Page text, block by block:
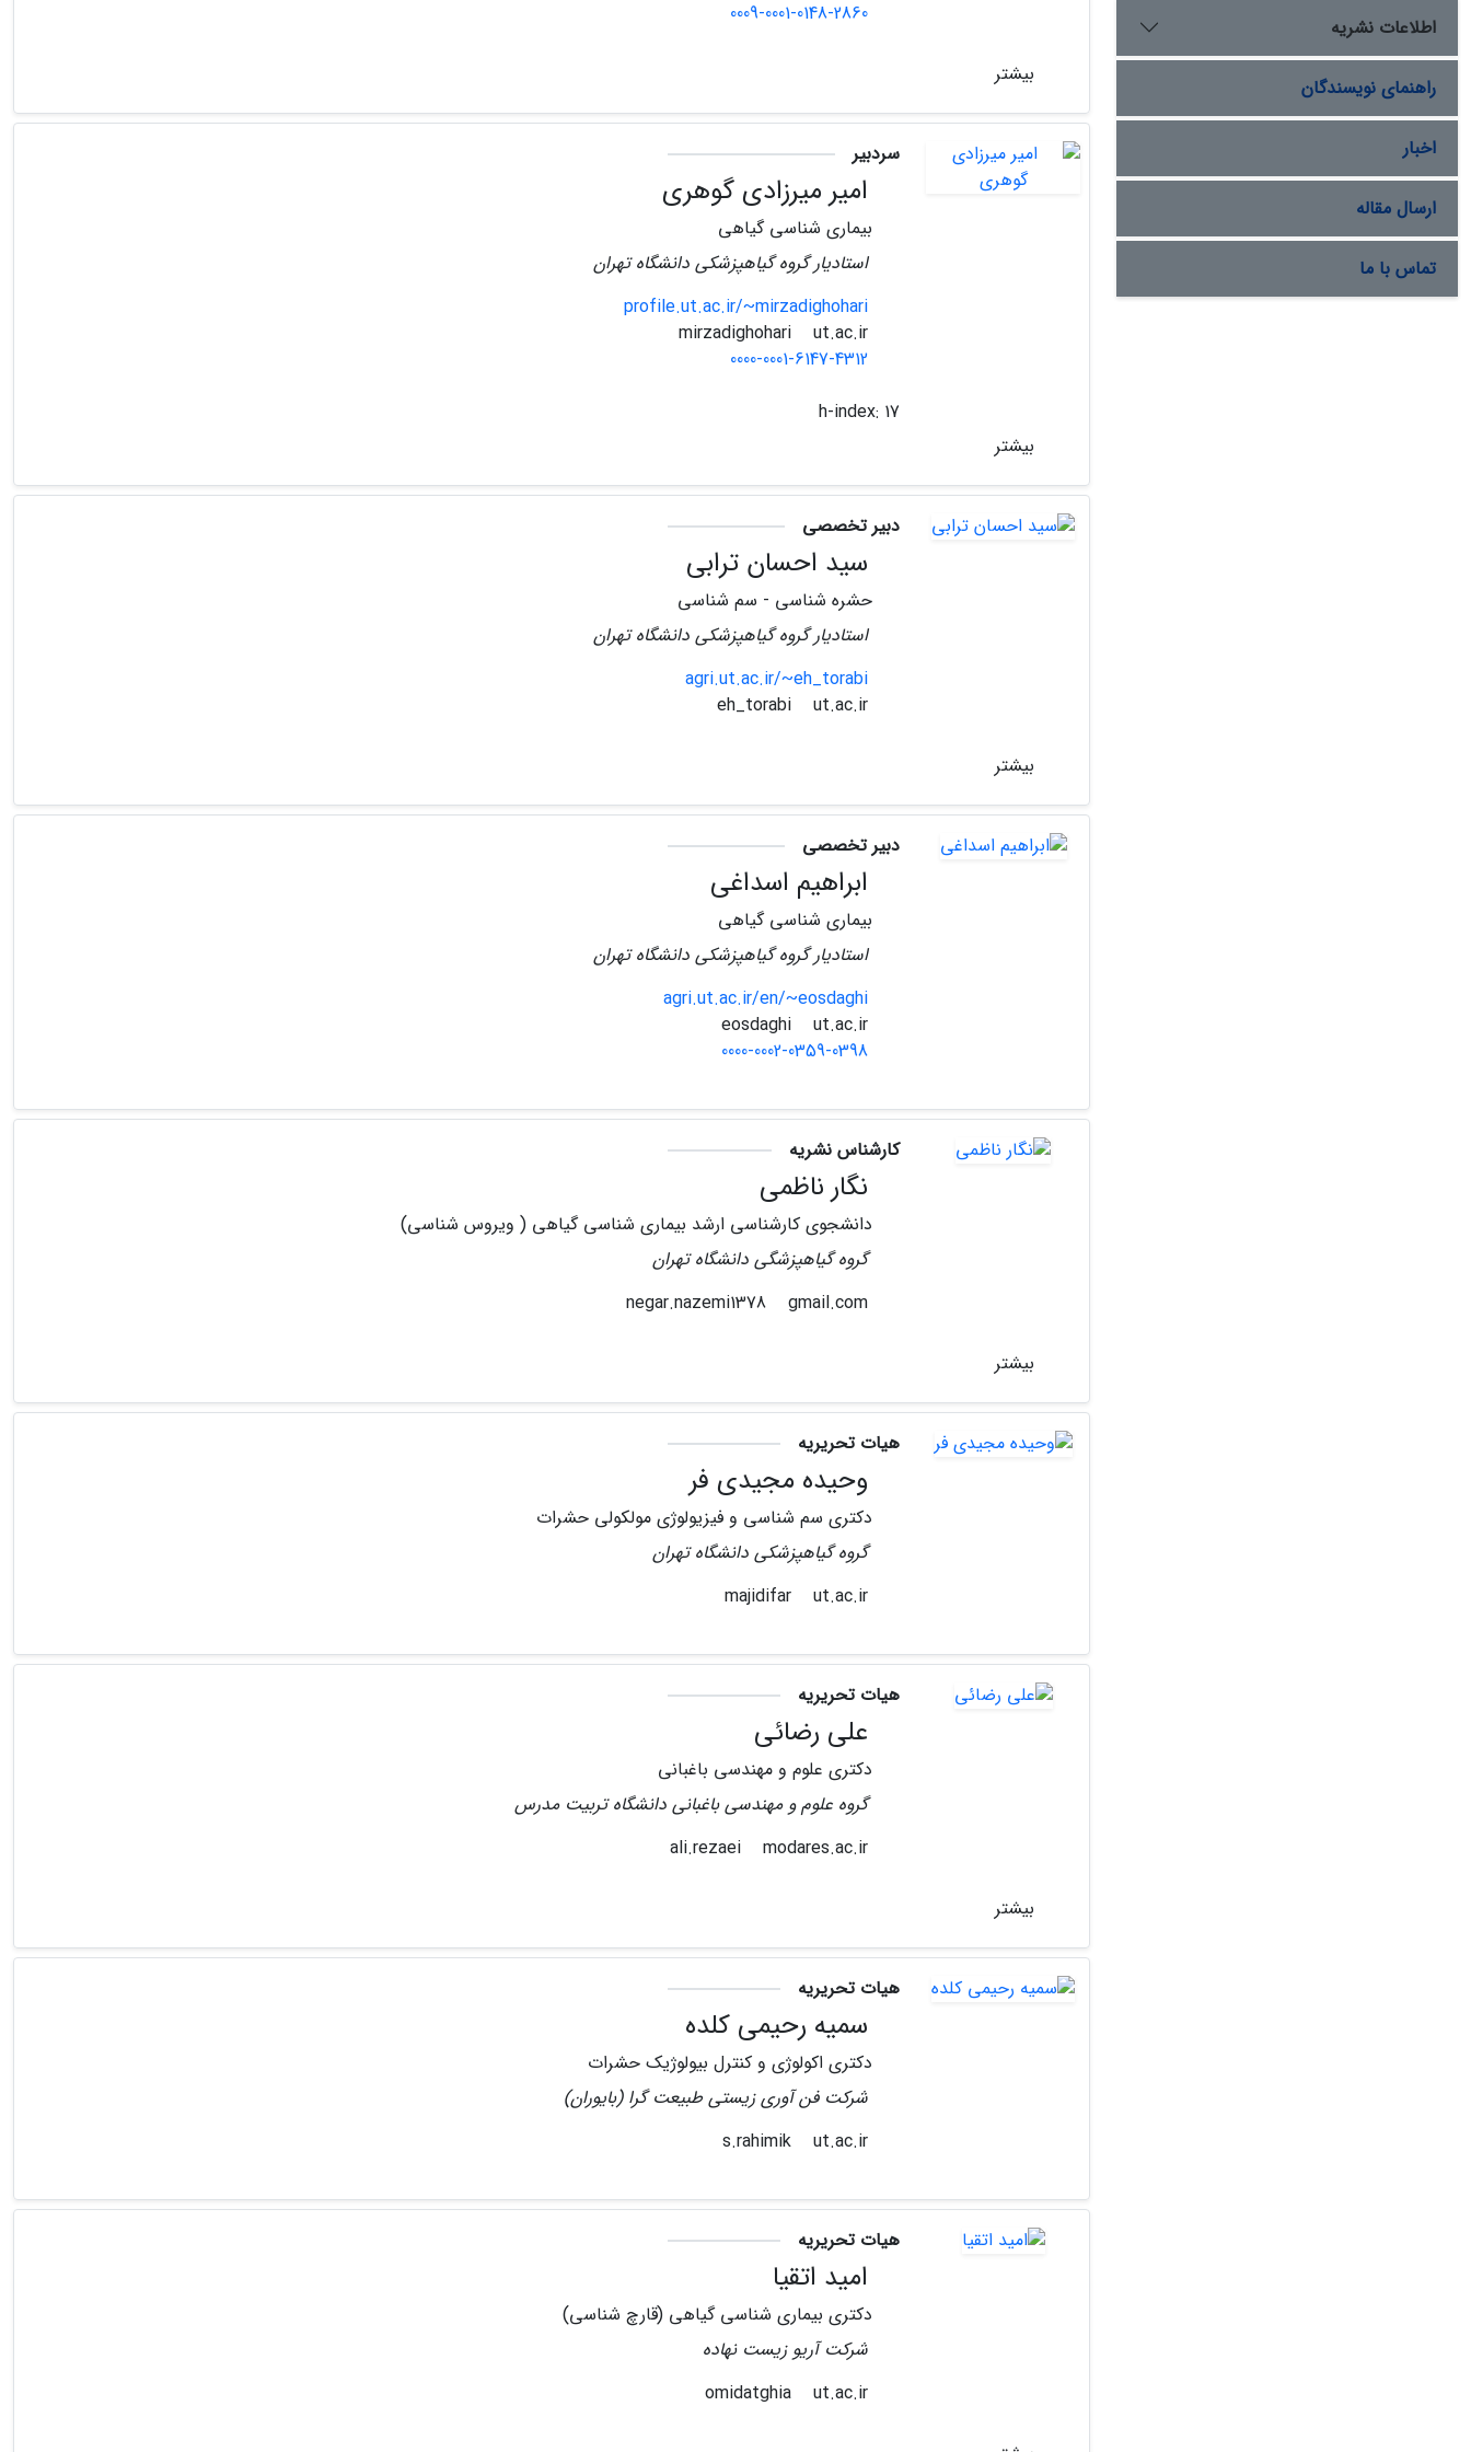
اطلاعات نشریه
راهنمای نویسندگان
اخبار
ارسال مقاله
تماس با ما
0009-0001-0148-2860
بیشتر
سردبیر
امیر میرزادی گوهری
بیماری شناسی گیاهی
استادیار گروه گیاهپزشکی دانشگاه تهران
profile.ut.ac.ir/~mirzadighohari
ut.ac.ir
0000-0001-6147-4312
h-index: 17
بیشتر
دبیر تخصصی
سید احسان ترابی
حشره شناسی - سم شناسی
استادیار گروه گیاهپزشکی دانشگاه تهران
agri.ut.ac.ir/~eh_torabi
ut.ac.ir
بیشتر
دبیر تخصصی
ابراهیم اسداغی
بیماری شناسی گیاهی
استادیار گروه گیاهپزشکی دانشگاه تهران
agri.ut.ac.ir/en/~eosdaghi
ut.ac.ir
0000-0002-0359-0398
کارشناس نشریه
نگار ناظمی
دانشجوی کارشناسی ارشد بیماری شناسی گیاهی ( ویروس شناسی)
گروه گیاهپزشگی دانشگاه تهران
gmail.com
بیشتر
هیات تحریریه
وحیده مجیدی فر
دکتری سم شناسی و فیزیولوژی مولکولی حشرات
گروه گیاهپزشکی دانشگاه تهران
ut.ac.ir
هیات تحریریه
علی رضائی
دکتری علوم و مهندسی باغبانی
گروه علوم و مهندسی باغبانی دانشگاه تربیت مدرس
modares.ac.ir
بیشتر
هیات تحریریه
سمیه رحیمی کلده
دکتری اکولوژی و کنترل بیولوژیک حشرات
شرکت فن آوری زیستی طبیعت گرا (بایوران)
ut.ac.ir
هیات تحریریه
امید اتقیا
دکتری بیماری شناسی گیاهی (قارچ شناسی)
شرکت آریو زیست نهاده
ut.ac.ir